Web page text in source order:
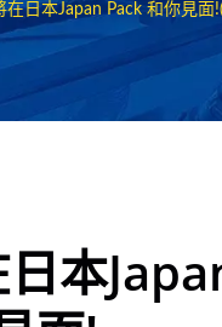
在日本Japan Pack 和你見
本